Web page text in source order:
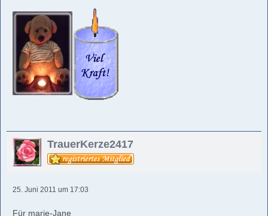
TrauerKerze2417
25. Juni 2011 um 17:03
Für marie-Jane